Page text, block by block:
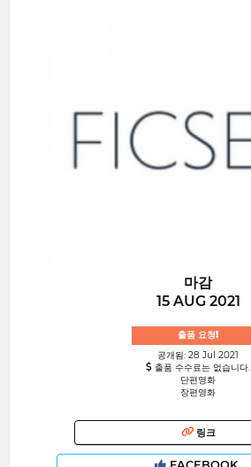
마감
15 AUG 2021
출품 요청!
공개됨: 28 Jul 2021
출품 수수료는 없습니다.
단편영화
장편영화
링크